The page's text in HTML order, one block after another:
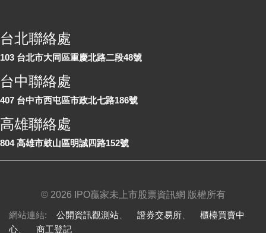
台北聯絡處
103 台北市大同區重慶北路二段48號
台中聯絡處
407 台中市西屯區市政北七路186號
高雄聯絡處
804 高雄市鼓山區明誠四路152號
© 2026 IPO贏家未上市股票資訊網 版權所有
網站連結: 公開資訊觀測站 證券交易所
櫃檯買賣中
心
商工登記